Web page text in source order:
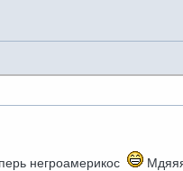
негроамерикос